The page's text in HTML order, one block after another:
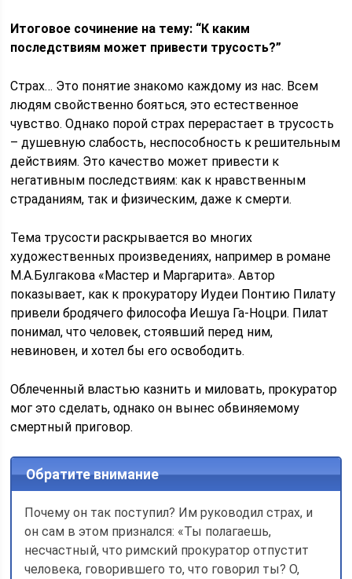
Итоговое сочинение на тему: “К каким
последствиям может привести трусость?”
Страх… Это понятие знакомо каждому из нас. Всем
людям свойственно бояться, это естественное
чувство. Однако порой страх перерастает в трусость
– душевную слабость, неспособность к решительным
действиям. Это качество может привести к
негативным последствиям: как к нравственным
страданиям, так и физическим, даже к смерти.
Тема трусости раскрывается во многих
художественных произведениях, например в романе
М.А.Булгакова «Мастер и Маргарита». Автор
показывает, как к прокуратору Иудеи Понтию Пилату
привели бродячего философа Иешуа Га-Ноцри. Пилат
понимал, что человек, стоявший перед ним,
невиновен, и хотел бы его освободить.
Облеченный властью казнить и миловать, прокуратор
мог это сделать, однако он вынес обвиняемому
смертный приговор.
Обратите внимание
Почему он так поступил? Им руководил страх, и
он сам в этом признался: «Ты полагаешь,
несчастный, что римский прокуратор отпустит
человека, говорившего то, что говорил ты? О,